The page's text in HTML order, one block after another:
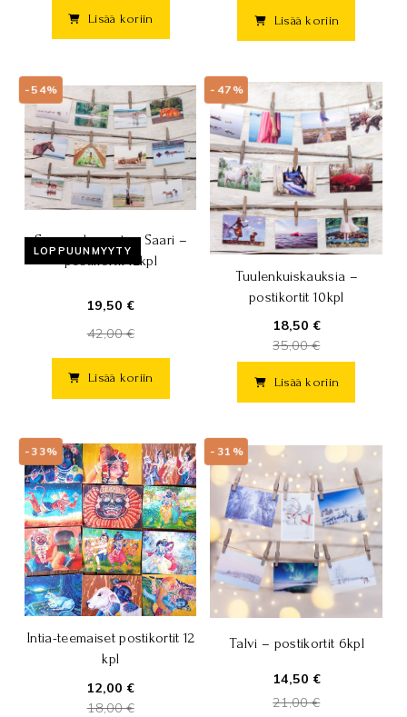
Lisää koriin Lisää koriin
Suomenhevosten Saari –
postikortit 12kpl
-54%
LOPPUUNMYYTY
19,50 €
42,00 €
Lisää koriin
Tuulenkuiskauksia –
postikortit 10kpl
-47%
18,50 €
35,00 €
Lisää koriin
Intia-teemaiset postikortit 12
kpl
-33%
12,00 €
18,00 €
Talvi – postikortit 6kpl
-31%
14,50 €
21,00 €